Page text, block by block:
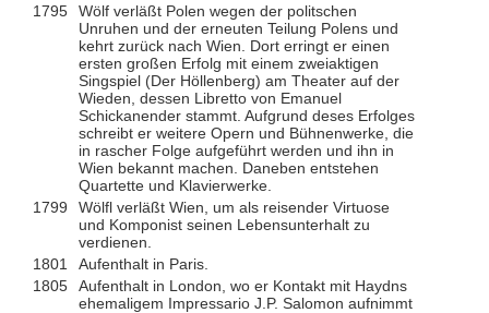
1795
Wölf verläßt Polen wegen der politschen
Unruhen und der erneuten Teilung Polens und
kehrt zurück nach Wien. Dort erringt er einen
ersten großen Erfolg mit einem zweiaktigen
Singspiel (Der Höllenberg) am Theater auf der
Wieden, dessen Libretto von Emanuel
Schickanender stammt. Aufgrund deses Erfolges
schreibt er weitere Opern und Bühnenwerke, die
in rascher Folge aufgeführt werden und ihn in
Wien bekannt machen. Daneben entstehen
Quartette und Klavierwerke.
1799
Wölfl verläßt Wien, um als reisender Virtuose
und Komponist seinen Lebensunterhalt zu
verdienen.
1801
Aufenthalt in Paris.
1805
Aufenthalt in London, wo er Kontakt mit Haydns
ehemaligem Impressario J.P. Salomon aufnimmt